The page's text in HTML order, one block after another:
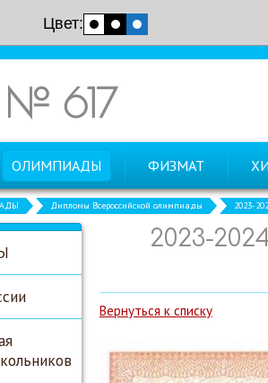
Цвет:
№ 617
ОЛИМПИАДЫ ФИЗМАТ
Дипломы Всероссийской олимпиады 2023-
2023-
Вернуться к списку